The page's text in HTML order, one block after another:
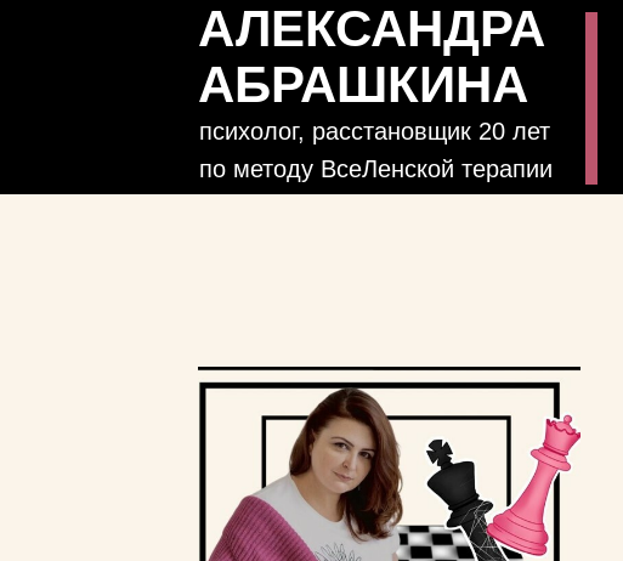
АЛЕКСАНДРА
АБРАШКИНА
по методу ВсеЛенской терапии
психолог, расстановщик 20 лет